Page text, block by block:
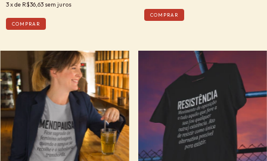
3x de R$36,63 sem juros
COMPRAR
COMPRAR